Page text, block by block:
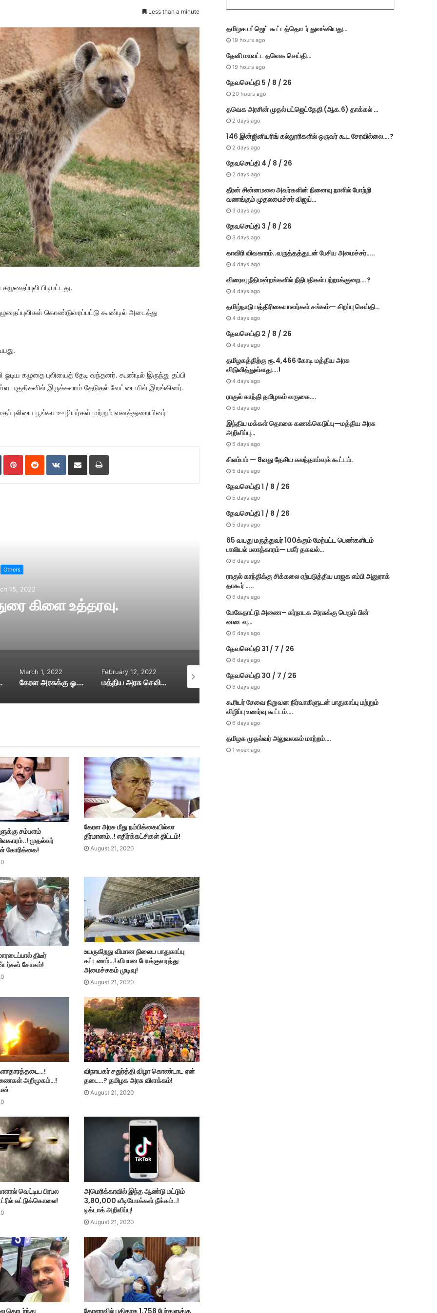
Less than a minute
பிடிபட்டது.
கொண்டுவரப்பட்டு கூண்டில் அடைத்து
கழுதை புலியைத் தேடி வந்தனர். கூண்டில் இருந்து தப்பி
பகுதிகளில் இருக்கலாம் தேடுதல் வேட்டையில் இறங்கினர்.
பூங்கா ஊழியர்கள் மற்றும் வனத்துறையினர்
Tumblr Pinterest Reddit VKontakte
கட்சியின் டிஜிட்டல்
கேரள அரசுக்கு
கண்டனம்
February 12, 2022
மத்திய அரசு செவிசாய்க்க வேண்டும்
December 4, 2021
தமிழக அரசுக்கு மத்திய அரசு கடிதம்
December 4, 2021 December 4, 2021
சம்பளம்
முதல்வர்
கோரிக்கை!
கேரள அரசு மீது நம்பிக்கையில்லா
தீர்மானம்..! எதிர்க்கட்சிகள் திட்டம்!
August 21, 2020
திடீர்
சோகம்!
உயருகிறது விமான நிலைய பாதுகாப்பு
கட்டணம்…! விமான போக்குவரத்து
அமைச்சகம் முடிவு!
August 21, 2020
அறிமுகம்…!
விநாயகர் சதுர்த்தி விழா கொண்டாட ஏன்
தடை…? தமிழக அரசு விளக்கம்!
August 21, 2020
வெட்டிய பிரபல
சுட்டுக்கொலை!
அமெரிக்காவில் இந்த ஆண்டு மட்டும்
3,80,000 வீடியோக்கள் நீக்கம்..!
டிக்டாக் அறிவிப்பு!
August 21, 2020
s
தமிழக பட்ஜெட் கூட்டத்தொடர் துவங்கியது…
19 hours ago
தேனி மாவட்ட தவெக செய்தி…
19 hours ago
தேவசெய்தி 5 / 8 / 26
20 hours ago
தவெக அரசின் முதல் பட்​ஜெட்தேதி (ஆக.6) தாக்​கல் …
2 days ago
146 இன்ஜினியரிங் கல்லூரிகளில் ஒருவர் கூட சேரவில்லை….?
2 days ago
தேவசெய்தி 4 / 8 / 26
2 days ago
தீரன் சின்னமலை அவர்களின் நினைவு நாளில் போற்றி
வணங்கும் முதலமைச்சர் விஜய்…
3 days ago
தேவசெய்தி 3 / 8 / 26
3 days ago
காவிரி விவகாரம்..வருத்தத்துடன் பேசிய அமைச்சர்…..
4 days ago
விரைவு நீதிமன்றங்களில் நீதிபதிகள் பற்றாக்குறை….?
4 days ago
தமிழ்நாடு பத்திரிகையாளர்கள் சங்கம்— சிறப்பு செய்தி…
4 days ago
தேவசெய்தி 2 / 8 / 26
4 days ago
தமிழகத்திற்கு ரூ.4,466 கோடி மத்திய அரசு
விடுவித்துள்ளது….!
4 days ago
ராகுல் காந்தி தமிழகம் வருகை….
5 days ago
இந்திய மக்கள் தொகை கணக்கெடுப்பு—மத்திய அரசு
அறிவிப்பு…
5 days ago
சிலம்பம் — 8வது தேசிய கலந்தாய்வுக் கூட்டம்.
5 days ago
தேவசெய்தி 1 / 8 / 26
5 days ago
தேவசெய்தி 1 / 8 / 26
5 days ago
65 வயது மருத்துவர் 100க்கும் மேற்பட்ட பெண்களிடம்
பாலியல் பலாத்காரம்— பகீர் தகவல்…
6 days ago
ராகுல் காந்திக்கு சிக்கலை ஏற்படுத்திய பாஜக எம்பி அனுராக்
தாகூர் …..
6 days ago
மேகே​தாட்டு அணை– கர்​நாடக அரசுக்கு பெரும் பின்​
னடைவு…
6 days ago
தேவசெய்தி 31 / 7 / 26
6 days ago
தேவசெய்தி 30 / 7 / 26
6 days ago
கூரியர் சேவை நிறுவன நிர்வாகிளுடன் பாதுகாப்பு மற்றும்
விழிப்பு உணர்வு கூட்டம்….
6 days ago
தமிழக முதல்​வர் அலு​வல​கம் மாற்றம்….
1 week ago